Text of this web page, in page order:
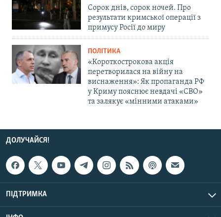
Сорок днів, сорок ночей. Про
результати кримської операції з
примусу Росії до миру
ПОЛІТИКА
«Короткострокова акція
перетворилася на війну на
виснаження»: Як пропаганда РФ
у Криму пояснює невдачі «СВО»
та залякує «мінними атаками»
ДОЛУЧАЙСЯ!
ПІДТРИМКА